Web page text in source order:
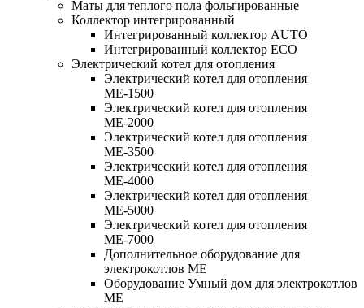
Маты для теплого пола фольгированные
Коллектор интегрированный
Интегрированный коллектор AUTO
Интегрированный коллектор ЕСО
Электрический котел для отопления
Электрический котел для отопления
МЕ-1500
Электрический котел для отопления
МЕ-2000
Электрический котел для отопления
МЕ-3500
Электрический котел для отопления
МЕ-4000
Электрический котел для отопления
МЕ-5000
Электрический котел для отопления
МЕ-7000
Дополнительное оборудование для
электрокотлов МЕ
Оборудование Умный дом для электрокотлов
МЕ